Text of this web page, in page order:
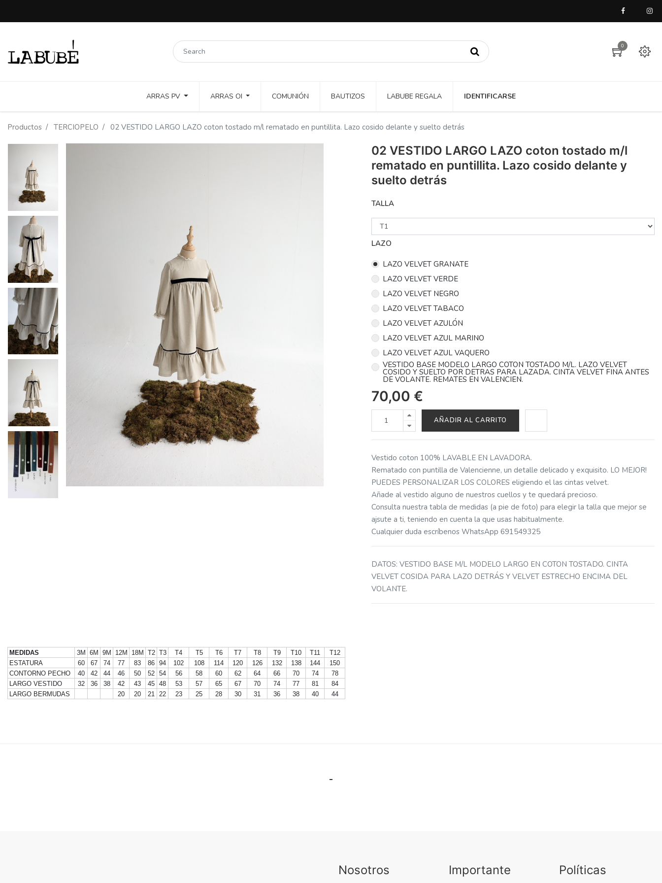
0
ARRAS PV ARRAS OI COMUNIÓN BAUTIZOS LABUBE REGALA IDENTIFICARSE
Productos TERCIOPELO 02 VESTIDO LARGO LAZO coton tostado m/l rematado en puntillita. Lazo cosido delante y suelto detrás
02 VESTIDO LARGO LAZO coton tostado m/l
rematado en puntillita. Lazo cosido delante y
suelto detrás
TALLA
LAZO
LAZO VELVET GRANATE
LAZO VELVET VERDE
LAZO VELVET NEGRO
LAZO VELVET TABACO
LAZO VELVET AZULÓN
LAZO VELVET AZUL MARINO
LAZO VELVET AZUL VAQUERO
VESTIDO BASE MODELO LARGO COTON TOSTADO M/L. LAZO VELVET
COSIDO Y SUELTO POR DETRAS PARA LAZADA. CINTA VELVET FINA ANTES
DE VOLANTE. REMATES EN VALENCIEN.
70,00 €
AÑADIR AL CARRITO
Vestido coton 100% LAVABLE EN LAVADORA.
Rematado con puntilla de Valencienne, un detalle delicado y exquisito. LO MEJOR!
PUEDES PERSONALIZAR LOS COLORES eligiendo el las cintas velvet.
Añade al vestido alguno de nuestros cuellos y te quedará precioso.
Consulta nuestra tabla de medidas (a pie de foto) para elegir la talla que mejor se
ajsute a ti, teniendo en cuenta la que usas habitualmente.
Cualquier duda escríbenos WhatsApp 691549325
DATOS:VESTIDO BASE M/L MODELO LARGO EN COTON TOSTADO. CINTA
VELVET COSIDA PARA LAZO DETRÁS Y VELVET ESTRECHO ENCIMA DEL
VOLANTE.
MEDIDAS 3M 6M 9M 12M 18M T2 T3 T4 T5 T6 T7 T8 T9 T10 T11
T12
ESTATURA
60 67 74 77 83 86 94 102 108 114 120 126 132 138 144
150
CONTORNO PECHO
40 42 44 46 50 52 54 56 58 60 62 64 66 70 74
78
LARGO VESTIDO
32 36 38 42 43 45 48 53 57 65 67 70 74 77 81
84
LARGO BERMUDAS
20 20 21 22 23 25 28 30 31 36 38 40 44
Nosotros Importante Políticas